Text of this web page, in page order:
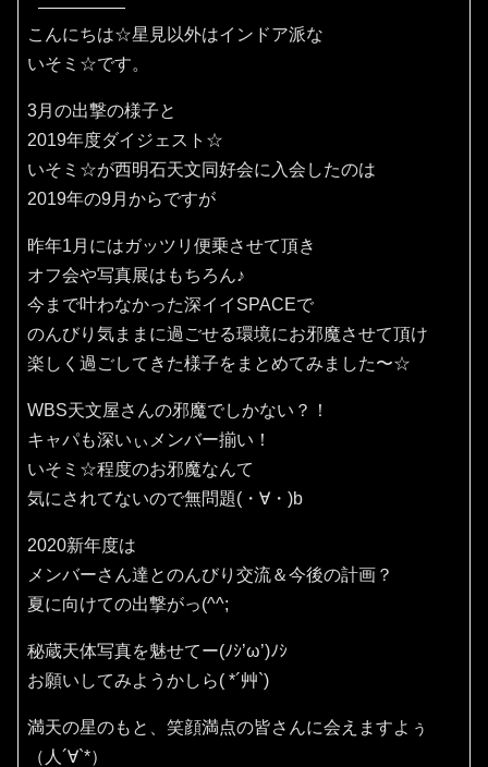
こんにちは☆星見以外はインドア派な
いそミ☆です。
3月の出撃の様子と
2019年度ダイジェスト☆
いそミ☆が西明石天文同好会に入会したのは
2019年の9月からですが
昨年1月にはガッツリ便乗させて頂き
オフ会や写真展はもちろん♪
今まで叶わなかった深イイSPACEで
のんびり気ままに過ごせる環境にお邪魔させて頂け
楽しく過ごしてきた様子をまとめてみました〜☆
WBS天文屋さんの邪魔でしかない？！
キャパも深いぃメンバー揃い！
いそミ☆程度のお邪魔なんて
気にされてないので無問題(・∀・)b
2020新年度は
メンバーさん達とのんびり交流＆今後の計画？
夏に向けての出撃がっ(^^;
秘蔵天体写真を魅せてー(ﾉｼ’ω’)ﾉｼ
お願いしてみようかしら( *´艸`)
満天の星のもと、笑顔満点の皆さんに会えますよぅ
（人´∀`*）